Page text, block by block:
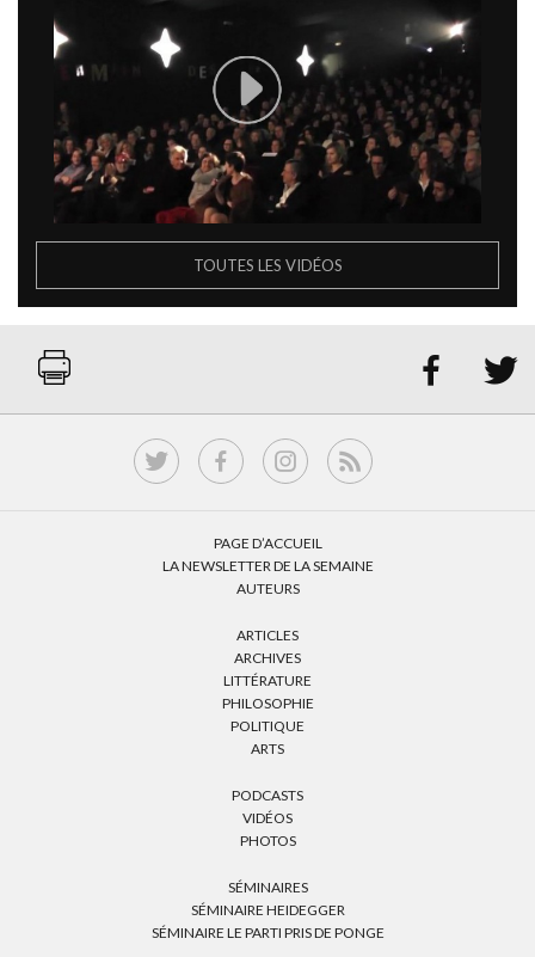
TOUTES LES VIDÉOS
 
PAGE D’ACCUEIL
LA NEWSLETTER DE LA SEMAINE
AUTEURS
ARTICLES
ARCHIVES
LITTÉRATURE
PHILOSOPHIE
POLITIQUE
ARTS
PODCASTS
VIDÉOS
PHOTOS
SÉMINAIRES
SÉMINAIRE HEIDEGGER
SÉMINAIRE LE PARTI PRIS DE PONGE